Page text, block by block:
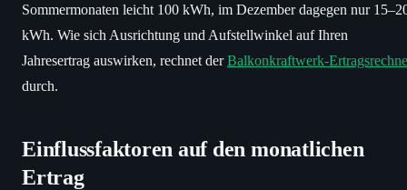
Sommermonaten leicht 100 kWh, im Dezember dagegen nur
kWh. Wie sich Ausrichtung und Aufstellwinkel auf Ihren
Jahresertrag auswirken, rechnet derBalkonkraftwerk-
durch.
Einflussfaktoren auf den monatlichen
Ertrag